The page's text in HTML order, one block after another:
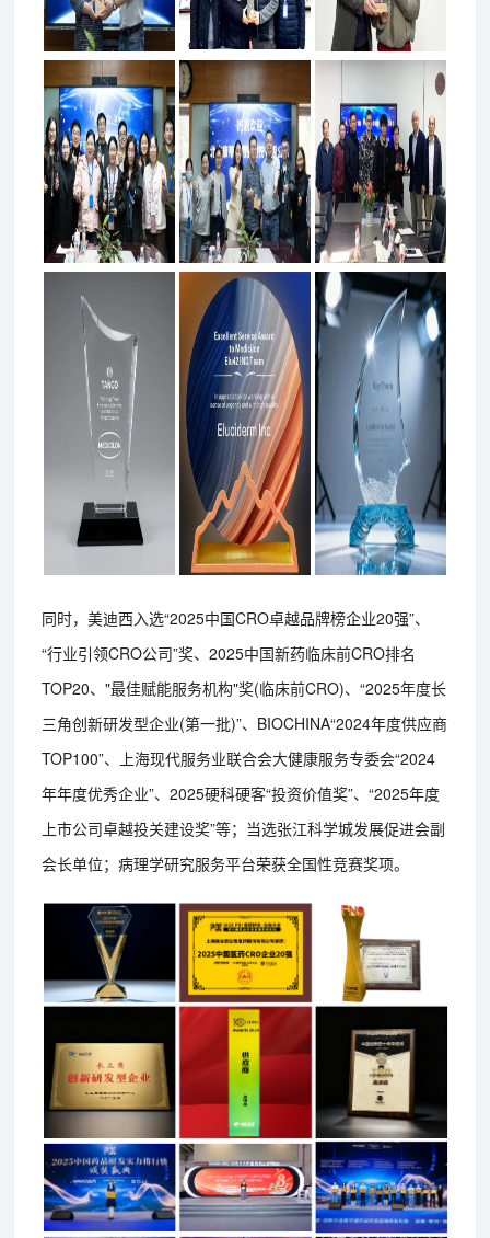
同时，美迪西入选“2025中国CRO卓越品牌榜企业20强”、
“行业引领CRO公司”奖、2025中国新药临床前CRO排名
TOP20、"最佳赋能服务机构"奖(临床前CRO)、“2025年度长
三角创新研发型企业(第一批)”、BIOCHINA“2024年度供应商
TOP100”、上海现代服务业联合会大健康服务专委会“2024
年年度优秀企业”、2025硬科硬客“投资价值奖”、“2025年度
上市公司卓越投关建设奖”等；当选张江科学城发展促进会副
会长单位；病理学研究服务平台荣获全国性竞赛奖项。